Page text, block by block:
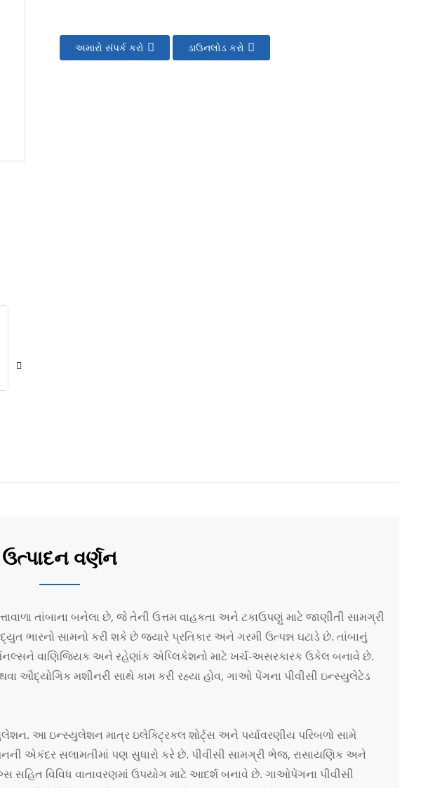
અમારો સંપર્ક કરો ડાઉનલોડ કરો
ઉત્પાદન વર્ણન
તાંબાના બનેલા છે, જે તેની ઉત્તમ વાહકતા અને ટકાઉપણું માટે જાણીતી સામગ્રી
ભારનો સામનો કરી શકે છે જ્યારે પ્રતિકાર અને ગરમી ઉત્પન્ન ઘટાડે છે. તાંબાનું
વાણિજ્યિક અને રહેણાંક એપ્લિકેશનો માટે ખર્ચ-અસરકારક ઉકેલ બનાવે છે.
ઔદ્યોગિક મશીનરી સાથે કામ કરી રહ્યા હોવ, ગાઓ પેંગના પીવીસી ઇન્સ્યુલેટેડ
આ ઇન્સ્યુલેશન માત્ર ઇલેક્ટ્રિકલ શોર્ટ્સ અને પર્યાવરણીય પરિબળો સામે
એકંદર સલામતીમાં પણ સુધારો કરે છે. પીવીસી સામગ્રી ભેજ, રાસાયણિક અને
વિવિધ વાતાવરણમાં ઉપયોગ માટે આદર્શ બનાવે છે. ગાઓપેંગના પીવીસી